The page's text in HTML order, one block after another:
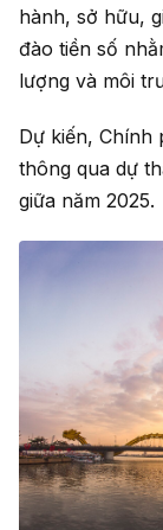
hành, sở hữu,
đào tiền số
lượng và môi
Dự kiến, Chính
thông qua dự
giữa năm 2025.